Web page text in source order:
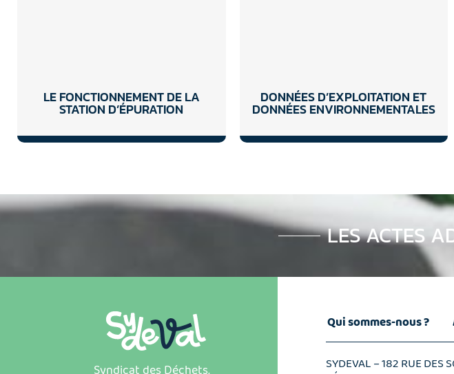
LE FONCTIONNEMENT DE LA
STATION D’ÉPURATION
DONNÉES D’EXPLOITATION ET
DONNÉES ENVIRONNEMENTALES
LES ACTES
Qui sommes-nous ?
SYDEVAL – 182 RUE DES